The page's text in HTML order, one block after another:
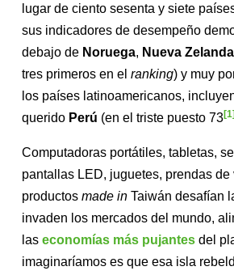
lugar de ciento sesenta y siete
sus indicadores de desempeño
debajo de Noruega, Nueva Zelanda
tres primeros en el ranking) y muy
los países latinoamericanos,
querido Perú (en el triste puesto 73
Computadoras portátiles, tabletas,
pantallas LED, juguetes, prendas
productos made inTaiwán desafían
invaden los mercados del mundo,
las economías más pujantesdel
imaginaríamos es que esa isla